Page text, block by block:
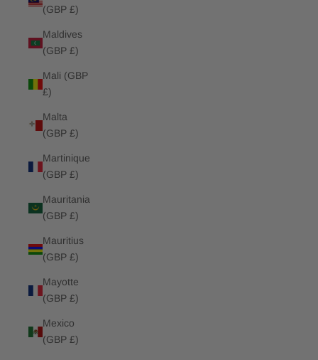
(GBP £)
Maldives
(GBP £)
Mali (GBP
£)
Malta
(GBP £)
Martinique
(GBP £)
Mauritania
(GBP £)
Mauritius
(GBP £)
Mayotte
(GBP £)
Mexico
(GBP £)